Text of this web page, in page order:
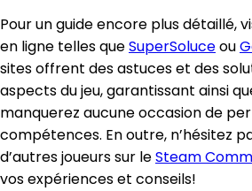
Pour un guide encore plus détaillé,
en ligne telles queSuperSoluceou
sites offrent des astuces et des
aspects du jeu, garantissant ainsi
manquerez aucune occasion de
compétences. En outre, n’hésitez
d’autres joueurs sur leSteam
vos expériences et conseils!